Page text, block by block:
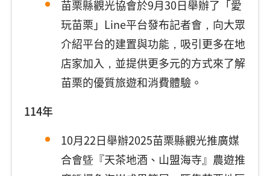
苗栗縣觀光協會於9月30日舉辦了「愛
玩苗栗」Line平台發布記者會，向大眾
介紹平台的建置與功能，吸引更多在地
店家加入，並提供更多元的方式來了解
苗栗的優質旅遊和消費體驗。
114年
10月22日舉辦2025苗栗縣觀光推廣媒
合會曁『天茶地酒、山盟海寺』農遊推